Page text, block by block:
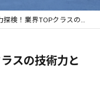
界TOPクラスの技術力と働きがいを紹介
スの技術力と